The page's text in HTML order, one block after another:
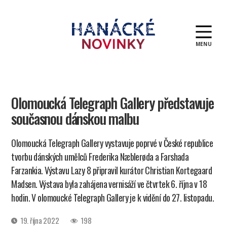
MENU
Olomoucká Telegraph Gallery představuje
současnou dánskou malbu
Olomoucká Telegraph Gallery vystavuje poprvé v České republice
tvorbu dánských umělců Frederika Næblerøda a Farshada
Farzankia. Výstavu Lazy 8 připravil kurátor Christian Kortegaard
Madsen. Výstava byla zahájena vernisáží ve čtvrtek 6. října v 18
hodin. V olomoucké Telegraph Gallery je k vidění do 27. listopadu.
Datum19. října 2022 198